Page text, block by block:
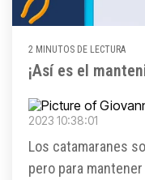
2 MINUTOS DE LECTURA
¡Así es el
2023 10:38:01
Los catamaranes
pero para